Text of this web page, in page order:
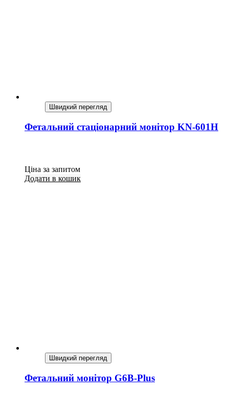
Швидкий перегляд
Фетальний стаціонарний монітор KN-601Н
Ціна за запитом
Додати в кошик
Швидкий перегляд
Фетальний монітор G6B-Plus